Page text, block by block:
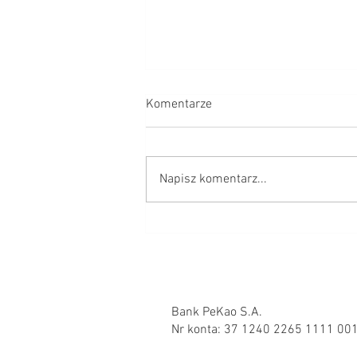
Komentarze
Napisz komentarz...
Bank PeKao S.A.
Nr konta: 37 1240 2265 1111